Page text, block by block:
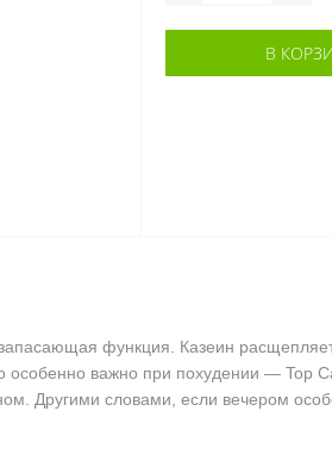
В
функция. Казеин
особенно важно при похудении — Top
Другими словами, если вечером